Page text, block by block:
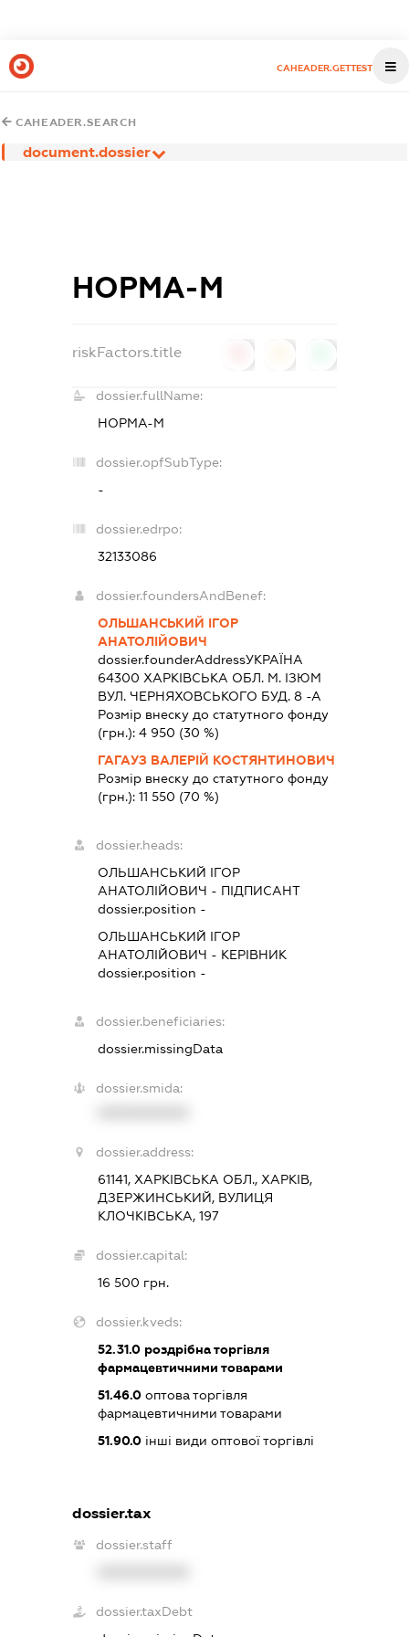
CAHEADER.GETTEST
CAHEADER.SEARCH
document.dossier
НОРМА-М
riskFactors.title
dossier.fullName:
НОРМА-М
dossier.opfSubType:
-
dossier.edrpo:
32133086
dossier.foundersAndBenef:
ОЛЬШАНСЬКИЙ ІГОР
АНАТОЛІЙОВИЧ
dossier.founderAddressУКРАЇНА
64300 ХАРКIВСЬКА ОБЛ. М. ІЗЮМ
ВУЛ. ЧЕРНЯХОВСЬКОГО БУД. 8 -А
Розмір внеску до статутного фонду
(грн.):4 950 (30 %)
ГАГАУЗ ВАЛЕРІЙ КОСТЯНТИНОВИЧ
Розмір внеску до статутного фонду
(грн.):11 550 (70 %)
dossier.heads:
ОЛЬШАНСЬКИЙ ІГОР
АНАТОЛІЙОВИЧ - ПІДПИСАНТ
dossier.position -
ОЛЬШАНСЬКИЙ ІГОР
АНАТОЛІЙОВИЧ - КЕРІВНИК
dossier.position -
dossier.beneficiaries:
dossier.missingData
dossier.smida:
dossier.address:
61141, ХАРКІВСЬКА ОБЛ., ХАРКІВ,
ДЗЕРЖИНСЬКИЙ, ВУЛИЦЯ
КЛОЧКІВСЬКА, 197
dossier.capital:
16 500 грн.
dossier.kveds:
52.31.0 роздрібна торгівля
фармацевтичними товарами
51.46.0 оптова торгівля
фармацевтичними товарами
51.90.0 інші види оптової торгівлі
dossier.tax
dossier.staff
dossier.taxDebt